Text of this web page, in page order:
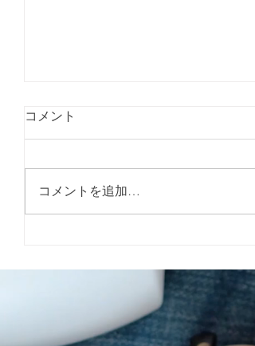
コメント
コメントを追加…